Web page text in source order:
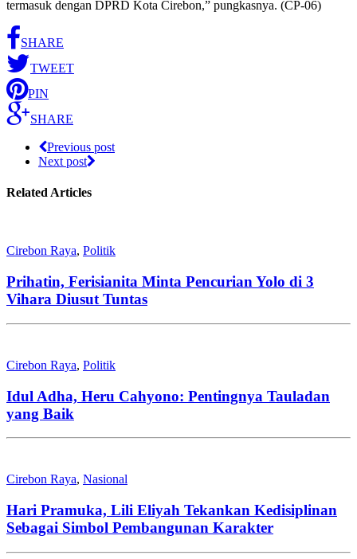
termasuk dengan DPRD Kota Cirebon,” pungkasnya. (CP-06)
SHARE
TWEET
PIN
SHARE
Previous post
Next post
Related Articles
Cirebon Raya, Politik
Prihatin, Ferisianita Minta Pencurian Yolo di 3
Vihara Diusut Tuntas
Cirebon Raya, Politik
Idul Adha, Heru Cahyono: Pentingnya Tauladan
yang Baik
Cirebon Raya, Nasional
Hari Pramuka, Lili Eliyah Tekankan Kedisiplinan
Sebagai Simbol Pembangunan Karakter